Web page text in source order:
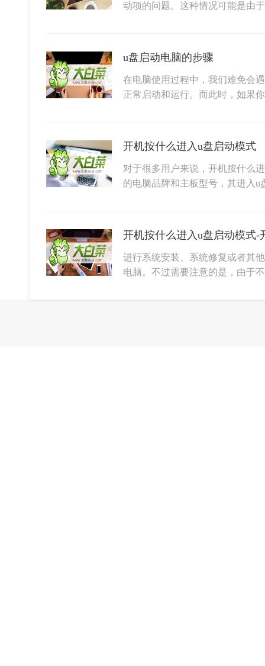
动项的问题。这种情况可能是由
u盘启动电脑的步骤
在电脑使用过程中，我们难免会
正常启动和运行。而此时，如果
开机按什么进入u盘启动模式
对于很多用户来说，开机按什么
的电脑品牌和主板型号，其进入
进行系统安装、系统修复或者其
电脑。不过需要注意的是，由于